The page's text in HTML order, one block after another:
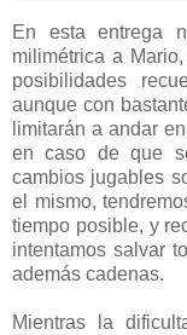
En esta entrega
milimétrica a
posibilidades
aunque con
limitarán a andar
en caso de que
cambios jugables
el mismo,
tiempo posible, y
intentamos salvar
además cadenas.
Mientras la